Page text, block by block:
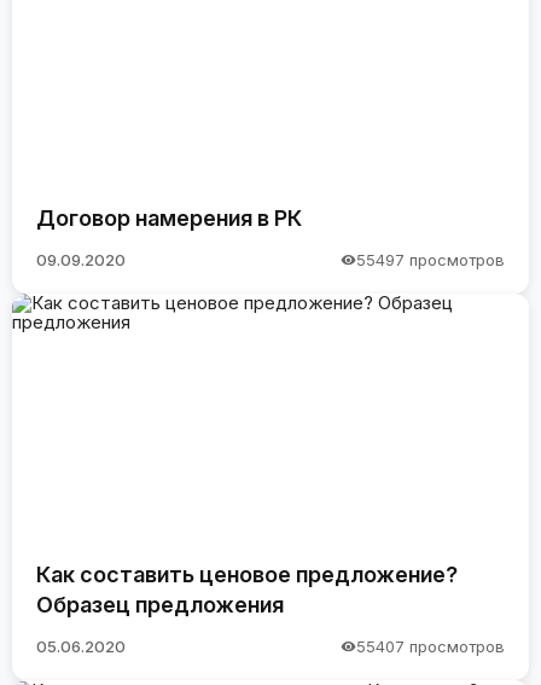
Договор намерения в РК
09.09.2020 55497 просмотров
Как составить ценовое предложение?
Образец предложения
05.06.2020 55407 просмотров